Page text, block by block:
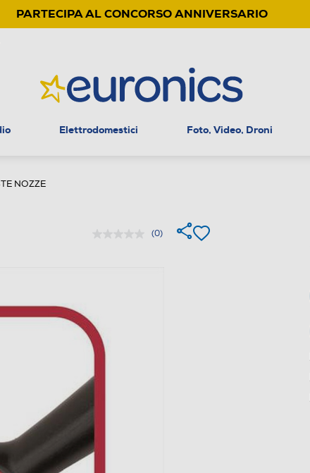
PARTECIPA AL CONCORSO ANNIVERSARIO
Elettrodomestici Foto, Video, Droni
NOZZE
(0)